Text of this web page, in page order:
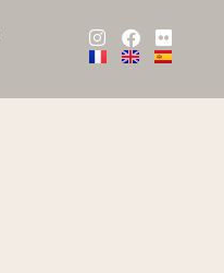
Instagram
Facebook
Flickr